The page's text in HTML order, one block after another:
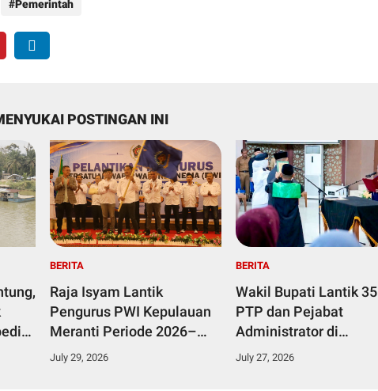
Pemerintah
POSTINGAN INI
BERITA
Raja Isyam Lantik
Pengurus PWI Kepulauan
Meranti Periode 2026–
2029
July 29, 2026
BERITA
Wakil Bupati Lantik 35
PTP dan Pejabat
Administrator di
Lingkungan Pemkab
July 27, 2026